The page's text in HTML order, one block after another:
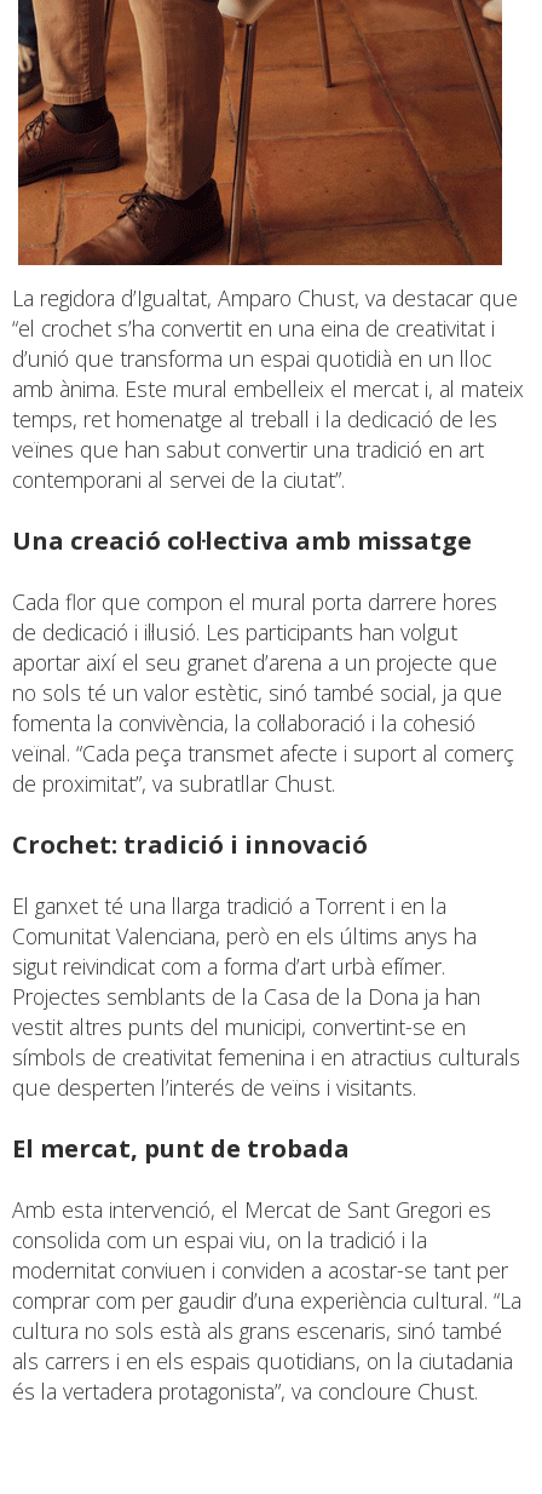
La regidora d’Igualtat, Amparo Chust, va destacar que
“el crochet s’ha convertit en una eina de creativitat i
d’unió que transforma un espai quotidià en un lloc
amb ànima. Este mural embelleix el mercat i, al mateix
temps, ret homenatge al treball i la dedicació de les
veïnes que han sabut convertir una tradició en art
contemporani al servei de la ciutat”.
Una creació col·lectiva amb missatge
Cada flor que compon el mural porta darrere hores
de dedicació i il·lusió. Les participants han volgut
aportar així el seu granet d’arena a un projecte que
no sols té un valor estètic, sinó també social, ja que
fomenta la convivència, la col·laboració i la cohesió
veïnal. “Cada peça transmet afecte i suport al comerç
de proximitat”, va subratllar Chust.
Crochet: tradició i innovació
El ganxet té una llarga tradició a Torrent i en la
Comunitat Valenciana, però en els últims anys ha
sigut reivindicat com a forma d’art urbà efímer.
Projectes semblants de la Casa de la Dona ja han
vestit altres punts del municipi, convertint-se en
símbols de creativitat femenina i en atractius culturals
que desperten l’interés de veïns i visitants.
El mercat, punt de trobada
Amb esta intervenció, el Mercat de Sant Gregori es
consolida com un espai viu, on la tradició i la
modernitat conviuen i conviden a acostar-se tant per
comprar com per gaudir d’una experiència cultural. “La
cultura no sols està als grans escenaris, sinó també
als carrers i en els espais quotidians, on la ciutadania
és la vertadera protagonista”, va concloure Chust.